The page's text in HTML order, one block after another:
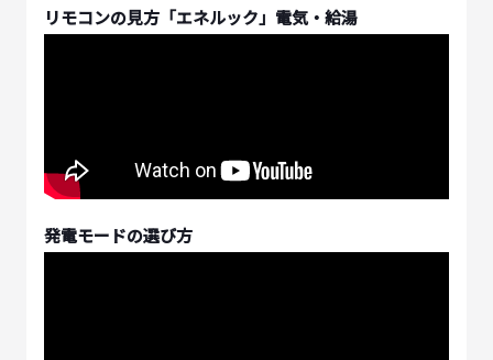
リモコンの見方「エネルック」電気・給湯
発電モードの選び方